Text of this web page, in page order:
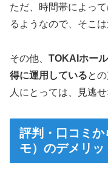
ただ、時間帯によっ
るようなので、そこは
その他、 TOKAIホー
得に運用していると
人にとっては、見逃せ
評判・口コミ
モ）のデメリッ